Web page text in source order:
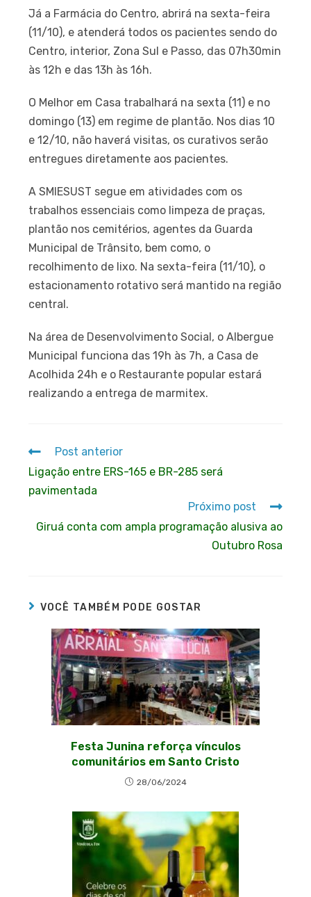
Já a Farmácia do Centro, abrirá na sexta-feira
(11/10), e atenderá todos os pacientes sendo do
Centro, interior, Zona Sul e Passo, das 07h30min
às 12h e das 13h às 16h.
O Melhor em Casa trabalhará na sexta (11) e no
domingo (13) em regime de plantão. Nos dias 10
e 12/10, não haverá visitas, os curativos serão
entregues diretamente aos pacientes.
A SMIESUST segue em atividades com os
trabalhos essenciais como limpeza de praças,
plantão nos cemitérios, agentes da Guarda
Municipal de Trânsito, bem como, o
recolhimento de lixo. Na sexta-feira (11/10), o
estacionamento rotativo será mantido na região
central.
Na área de Desenvolvimento Social, o Albergue
Municipal funciona das 19h às 7h, a Casa de
Acolhida 24h e o Restaurante popular estará
realizando a entrega de marmitex.
Post anterior
Ligação entre ERS-165 e BR-285 será
pavimentada
Próximo post
Giruá conta com ampla programação alusiva ao
Outubro Rosa
VOCÊ TAMBÉM PODE GOSTAR
Festa Junina reforça vínculos
comunitários em Santo Cristo
28/06/2024